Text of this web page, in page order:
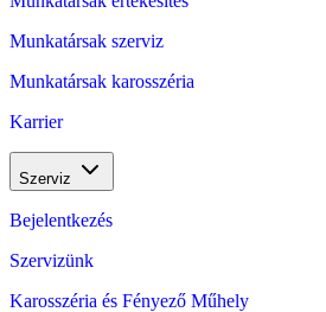
Munkatársak szerviz
Munkatársak karosszéria
Karrier
Szerviz
Bejelentkezés
Szervizünk
Karosszéria és Fényező Műhely